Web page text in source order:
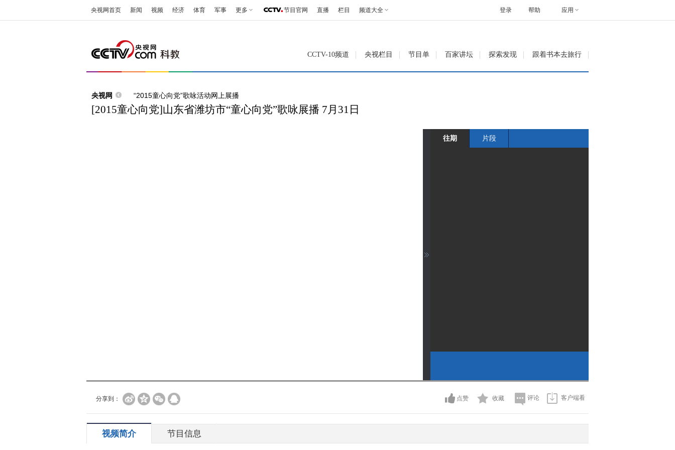
央视网首页 新闻 视频 经济 体育 军事 更多 节目官网 直播 栏目 频道大全 帮助 应用
登录
CCTV-10频道 央视栏目 节目单 百家讲坛 探索发现 跟着书本去旅行
央视网 “2015童心向党”歌咏活动网上展播
[2015童心向党]山东省潍坊市“童心向党”歌咏展播 7月31日
往期 片段
分享到： 点赞 收藏 评论 客户端看
视频简介 节目信息